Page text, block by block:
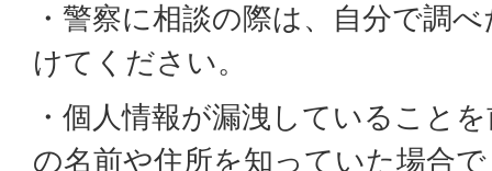
・警察に相談の際は、自分で調
けてください。
・個人情報が漏洩していること
の名前や住所を知っていた場合